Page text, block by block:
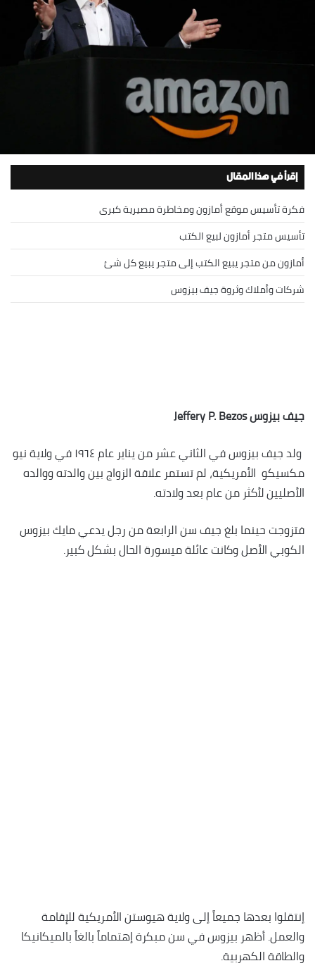
إقرأ في هذا المقال
فكرة تأسيس موقع أمازون ومخاطرة مصيرية كبرى
تأسيس متجر أمازون لبيع الكتب
أمازون من متجر يبيع الكتب إلى متجر يبيع كل شئ
شركات وأملاك وثروة جيف بيزوس
جيف بيزوسJeffery P. Bezos
ولد جيف بيزوس في الثاني عشر من يناير عام ١٩٦٤ في ولاية نيو
مكسيكو الأمريكية، لم تستمر علاقة الزواج بين والدته ووالده
الأصليين لأكثر من عام بعد ولادته.
فتزوجت حينما بلغ جيف سن الرابعة من رجل يدعي مايك بيزوس
الكوبي الأصل وكانت عائلة ميسورة الحال بشكل كبير.
إنتقلوا بعدها جميعاً إلى ولاية هيوستن الأمريكية للإقامة
والعمل. أظهر بيزوس في سن مبكرة إهتماماً بالغاً بالميكانيكا
والطاقة الكهربية.